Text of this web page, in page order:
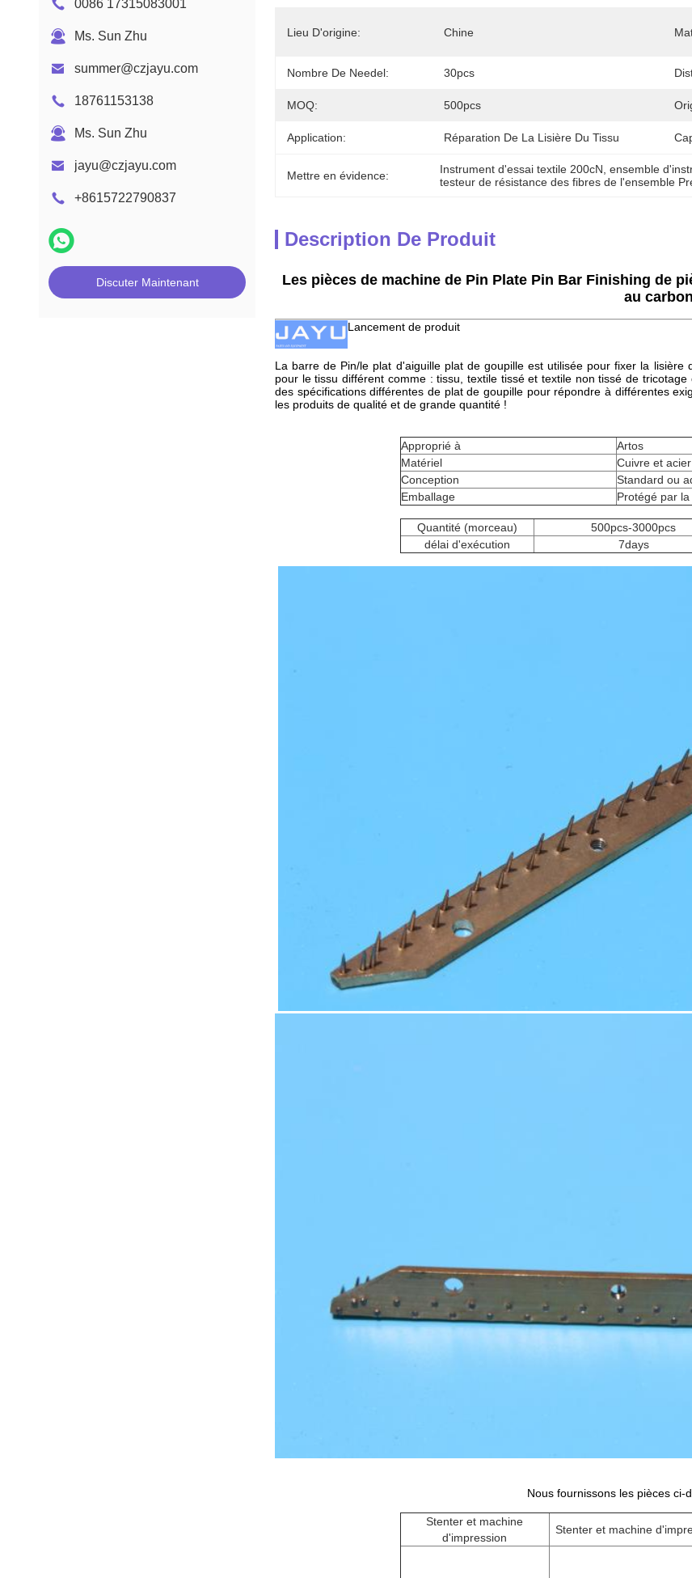
0086 17315083001
Ms. Sun Zhu
summer@czjayu.com
18761153138
Ms. Sun Zhu
jayu@czjayu.com
+8615722790837
Discuter Maintenant
Lieu D'origine: Chine
Nombre De Needel: 30pcs
MOQ: 500pcs
Application: Réparation De La Lisière Du Tissu
Mettre en évidence: Instrument d'essai textile 200cN ensemble
testeur de résistance des fibres de l'ensemble
Description De Produit
Les pièces de machine de Pin Plate Pin Bar Finishing de
au
Lancement de produit
La barre de Pin/le plat d'aiguille plat de goupille est utilisée pour fixer la
pour le tissu différent comme : tissu, textile tissé et textile non tissé de
des spécifications différentes de plat de goupille pour répondre à différentes
les produits de qualité et de grande quantité !
Approprié à
Artos
Matériel
Cuivre et
Conception
Standard ou
Emballage
Protégé par
Quantité (morceau) 500pcs-3000pcs
délai d'exécution
7days
Nous fournissons les pièces ci-
Stenter et machine
d'impression
Stenter et machine